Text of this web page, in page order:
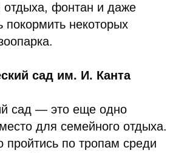
отдыха, фонтан и даже
покормить некоторых
сад им. И. Канта
сад — это еще одно
для семейного отдыха.
пройтись по тропам среди